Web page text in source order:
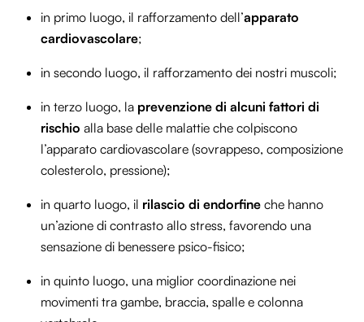
in primo luogo, il rafforzamento dell’apparato
cardiovascolare;
in secondo luogo, il rafforzamento dei nostri muscoli;
in terzo luogo, la prevenzione di alcuni fattori di
rischio alla base delle malattie che colpiscono
l’apparato cardiovascolare (sovrappeso, composizione
colesterolo, pressione);
in quarto luogo, il rilascio di endorfine che hanno
un’azione di contrasto allo stress, favorendo una
sensazione di benessere psico-fisico;
in quinto luogo, una miglior coordinazione nei
movimenti tra gambe, braccia, spalle e colonna